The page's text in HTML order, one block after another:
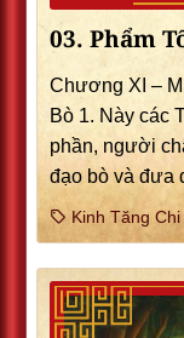
03. Phẩm
Chương XI –
Bò 1. Này các
phần, người
đạo bò và đưa
Kinh Tăng Chi